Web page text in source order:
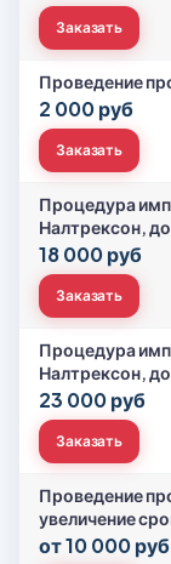
Заказать
Проведение
2 000 руб
Заказать
Процедура
Налтрексон,
18 000 руб
Заказать
Процедура
Налтрексон,
23 000 руб
Заказать
Проведение
увеличение
от 10 000 руб